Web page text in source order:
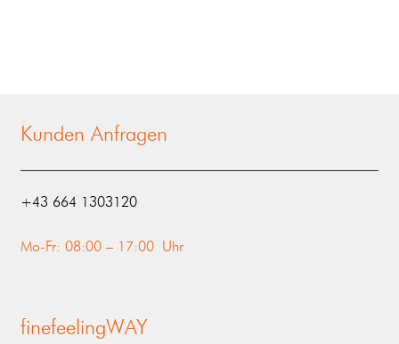
Kunden Anfragen
‭+43 664 1303120‬
Mo-Fr: 08:00 – 17:00 Uhr
finefeelingWAY